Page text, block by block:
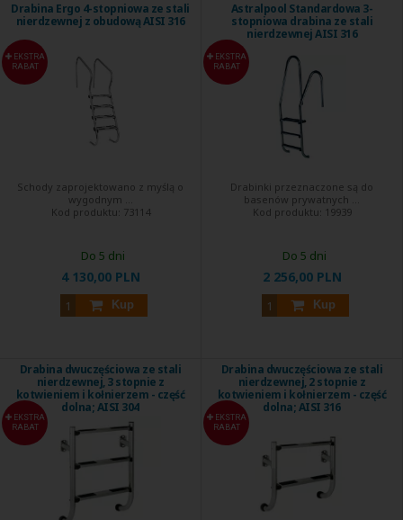
Drabina Ergo 4-stopniowa ze stali
nierdzewnej z obudową AISI 316
EKSTRA
RABAT
Schody zaprojektowano z myślą o
wygodnym ...
Kod produktu: 73114
4 130,00 PLN
Kup
Do 5 dni
Astralpool Standardowa 3-
stopniowa drabina ze stali
nierdzewnej AISI 316
EKSTRA
RABAT
Drabinki przeznaczone są do
basenów prywatnych ...
Kod produktu: 19939
2 256,00 PLN
Kup
Do 5 dni
Drabina dwuczęściowa ze stali
nierdzewnej, 3 stopnie z
kotwieniem i kołnierzem - część
dolna; AISI 304
EKSTRA
RABAT
Drabina dwuczęściowa ze stali
nierdzewnej, 2 stopnie z
kotwieniem i kołnierzem - część
dolna; AISI 316
EKSTRA
RABAT